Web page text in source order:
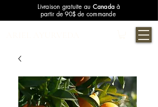
Livraison gratuite au Canada à
partir de 90$ de commande